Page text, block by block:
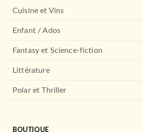
Cuisine et Vins
Enfant / Ados
Fantasy et Science-fiction
Littérature
Polar et Thriller
BOUTIQUE